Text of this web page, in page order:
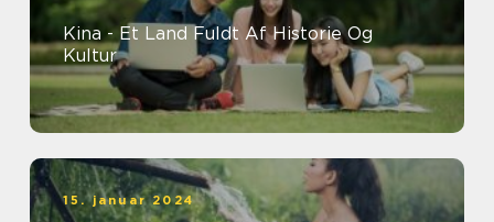
Kina - Et Land Fuldt Af Historie Og
Kultur
15. januar 2024